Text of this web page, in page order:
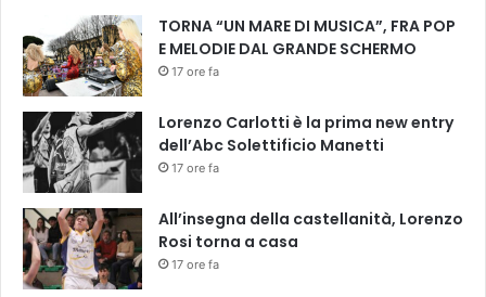
c
e
c
e
e
TORNA “UN MARE DI MUSICA”, FRA POP
E MELODIE DAL GRANDE SCHERMO
17 ore fa
Lorenzo Carlotti è la prima new entry
dell’Abc Solettificio Manetti
17 ore fa
All’insegna della castellanità, Lorenzo
Rosi torna a casa
17 ore fa